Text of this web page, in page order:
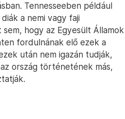
Tennesseeben például
a nemi vagy faji
hogy az Egyesült Államok
fordulnának elő ezek a
után nem igazán tudják,
ország történetének más,